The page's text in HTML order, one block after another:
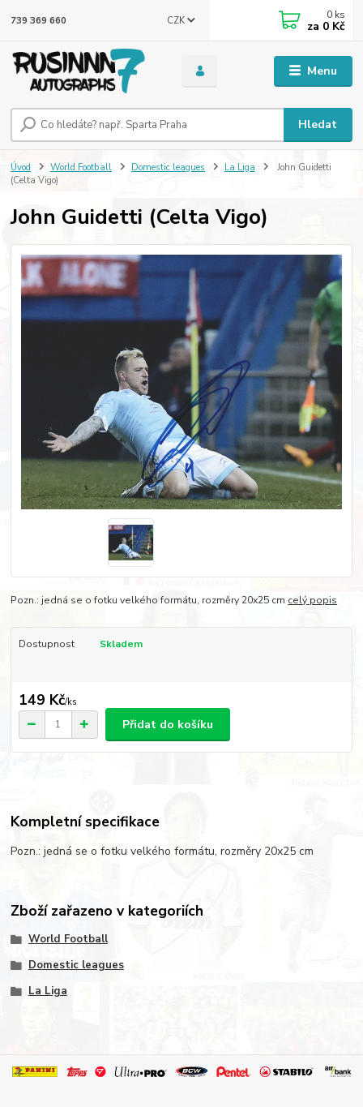
Menu
CZK
Hledat
739 369 660 0 ks
za 0 Kč
Úvod World Football Domestic leagues La Liga
John Guidetti
(Celta Vigo)
John Guidetti (Celta Vigo)
Pozn.: jedná se o fotku velkého formátu, rozměry 20x25 cm celý popis
Dostupnost Skladem
149 Kč/ks
Přidat do košíku
Kompletní specifikace
Pozn.: jedná se o fotku velkého formátu, rozměry 20x25 cm
Zboží zařazeno v kategoriích
World Football
Domestic leagues
La Liga